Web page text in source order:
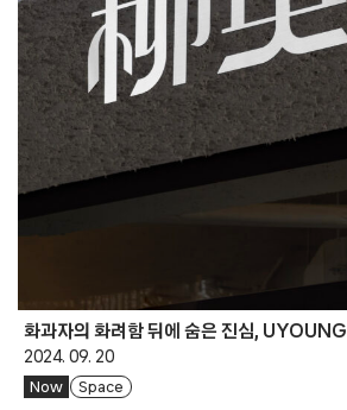
화과자의 화려함 뒤에 숨은 진심, UYOUNG
2024. 09. 20
Now Space